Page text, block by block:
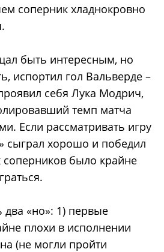
соперник хладнокровно
быть интересным, но
испортил гол Вальверде –
себя Лука Модрич,
темп матча
Если рассматривать игру
сыграл хорошо и победил
соперников было крайне
два «но»: 1) первые
плохи в исполнении
(не могли пройти